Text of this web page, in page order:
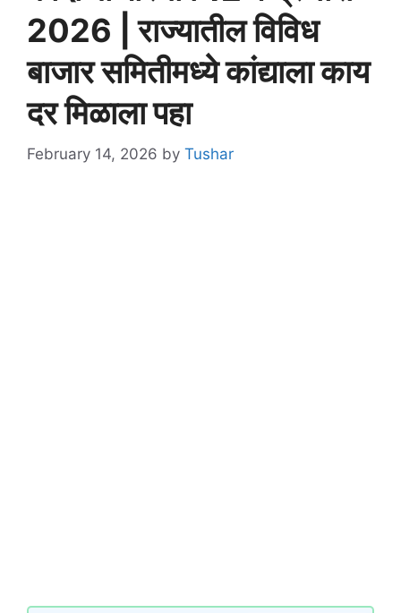
2026 | राज्यातील विविध
बाजार समितीमध्ये कांद्याला काय
दर मिळाला पहा
February 14, 2026 by Tushar